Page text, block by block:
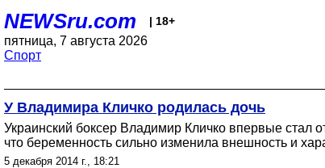
NEWSru.com | 18+
пятница, 7 августа 2026
Спорт
У Владимира Кличко родилась дочь
Украинский боксер Владимир Кличко впервые стал
что беременность сильно изменила внешность и
5 декабря 2014 г., 18:21